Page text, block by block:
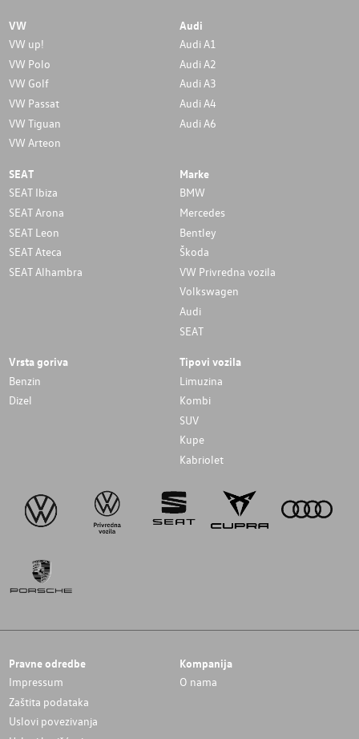
VW
VW up!
VW Polo
VW Golf
VW Passat
VW Tiguan
VW Arteon
Audi
Audi A1
Audi A2
Audi A3
Audi A4
Audi A6
SEAT
SEAT Ibiza
SEAT Arona
SEAT Leon
SEAT Ateca
SEAT Alhambra
Marke
BMW
Mercedes
Bentley
Škoda
VW Privredna vozila
Volkswagen
Audi
SEAT
Vrsta goriva
Benzin
Dizel
Tipovi vozila
Limuzina
Kombi
SUV
Kupe
Kabriolet
Pravne odredbe
Impressum
Zaštita podataka
Uslovi povezivanja
Kompanija
O nama